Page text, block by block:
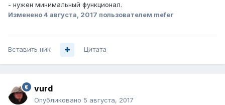
- нужен минимальный функционал.
Изменено4 августа, 2017 пользователем mefer
Вставить ник Цитата
vurd
Опубликовано 5 августа, 2017